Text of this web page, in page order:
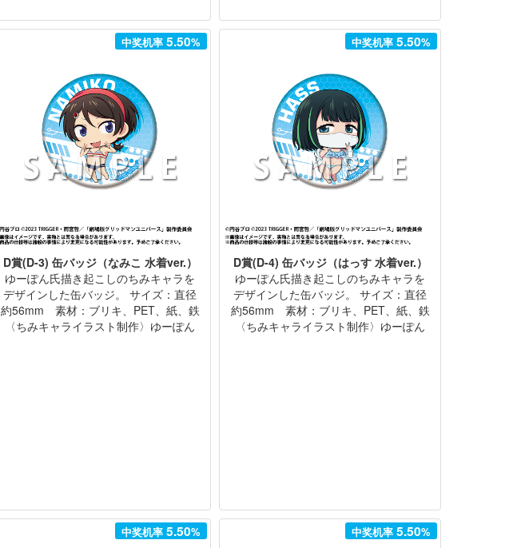
中奖机率5.50%
D賞(D-3) 缶バッジ（なみこ 水着ver.）
ゆーぽん氏描き起こしのちみキャラを
デザインした缶バッジ。 サイズ：直径
約56mm 素材：ブリキ、PET、紙、鉄
〈ちみキャライラスト制作〉ゆーぽん
中奖机率5.50%
D賞(D-4) 缶バッジ（はっす 水着ver.）
ゆーぽん氏描き起こしのちみキャラを
デザインした缶バッジ。 サイズ：直径
約56mm 素材：ブリキ、PET、紙、鉄
〈ちみキャライラスト制作〉ゆーぽん
中奖机率5.50% 中奖机率5.50%